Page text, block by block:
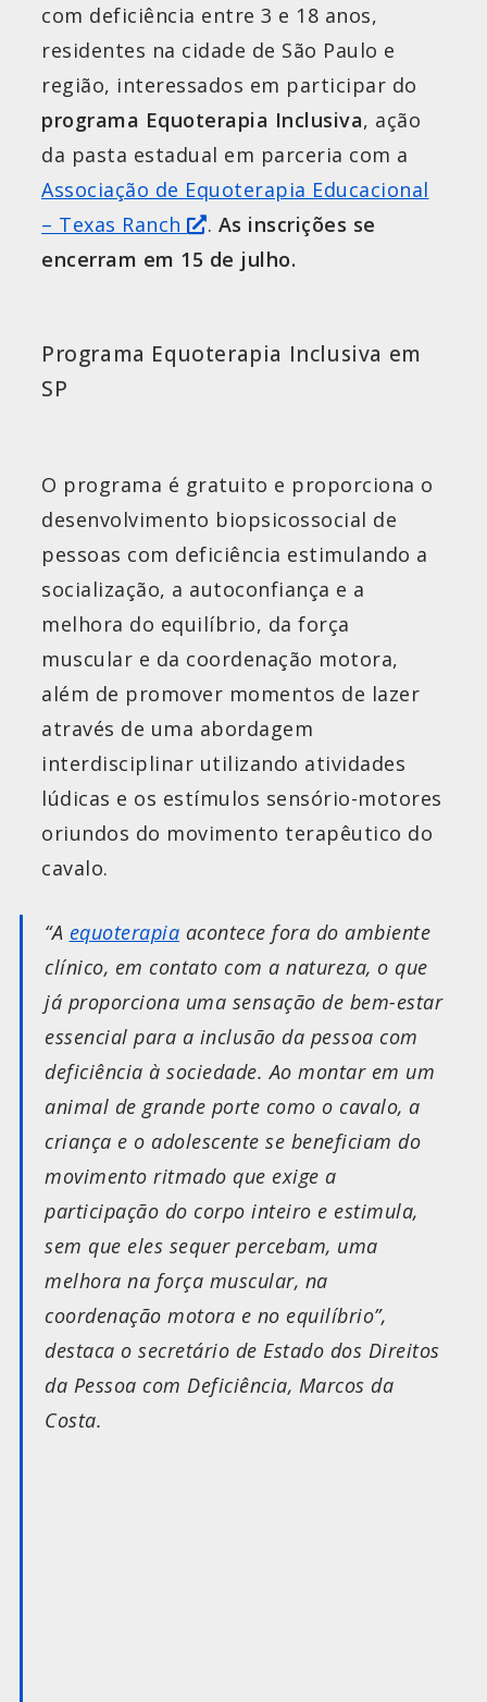
com deficiência entre 3 e 18 anos,
residentes na cidade de São Paulo e
região, interessados em participar do
programa Equoterapia Inclusiva, ação
da pasta estadual em parceria com a
Associação de Equoterapia Educacional
– Texas Ranch
. As inscrições se
encerram em 15 de julho.
Programa Equoterapia Inclusiva em
SP
O programa é gratuito e proporciona o
desenvolvimento biopsicossocial de
pessoas com deficiência estimulando a
socialização, a autoconfiança e a
melhora do equilíbrio, da força
muscular e da coordenação motora,
além de promover momentos de lazer
através de uma abordagem
interdisciplinar utilizando atividades
lúdicas e os estímulos sensório-motores
oriundos do movimento terapêutico do
cavalo.
“A equoterapia acontece fora do ambiente
clínico, em contato com a natureza, o que
já proporciona uma sensação de bem-estar
essencial para a inclusão da pessoa com
deficiência à sociedade. Ao montar em um
animal de grande porte como o cavalo, a
criança e o adolescente se beneficiam do
movimento ritmado que exige a
participação do corpo inteiro e estimula,
sem que eles sequer percebam, uma
melhora na força muscular, na
coordenação motora e no equilíbrio”,
destaca o secretário de Estado dos Direitos
da Pessoa com Deficiência, Marcos da
Costa.